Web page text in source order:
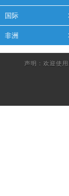
国际
非洲
声明：欢迎使用